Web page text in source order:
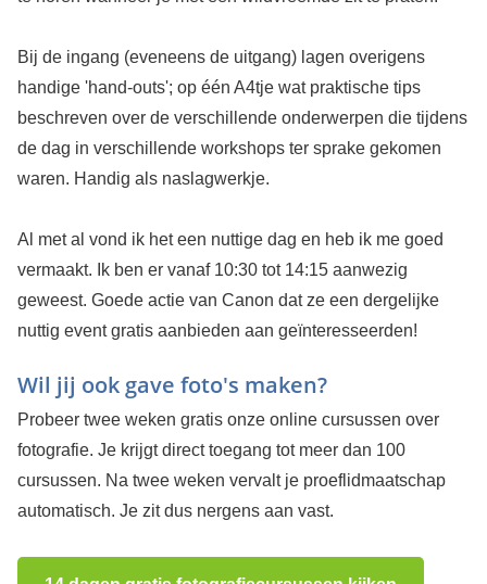
Bij de ingang (eveneens de uitgang) lagen overigens
handige 'hand-outs'; op één A4tje wat praktische tips
beschreven over de verschillende onderwerpen die tijdens
de dag in verschillende workshops ter sprake gekomen
waren. Handig als naslagwerkje.
Al met al vond ik het een nuttige dag en heb ik me goed
vermaakt. Ik ben er vanaf 10:30 tot 14:15 aanwezig
geweest. Goede actie van Canon dat ze een dergelijke
nuttig event gratis aanbieden aan geïnteresseerden!
Wil jij ook gave foto's maken?
Probeer twee weken gratis onze online cursussen over
fotografie. Je krijgt direct toegang tot meer dan 100
cursussen. Na twee weken vervalt je proeflidmaatschap
automatisch. Je zit dus nergens aan vast.